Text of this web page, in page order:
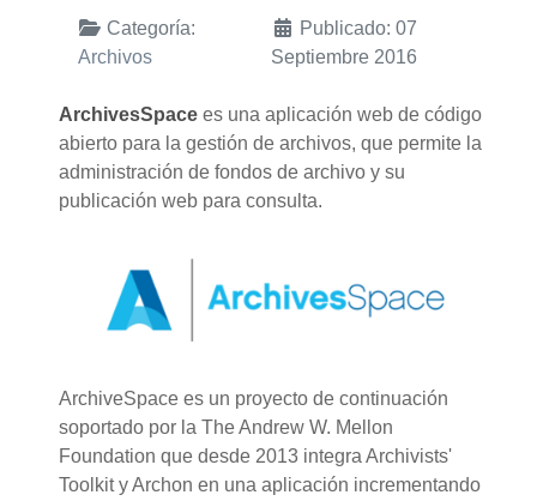
Categoría:
Archivos
Publicado: 07
Septiembre 2016
ArchivesSpace es una aplicación web de código
abierto para la gestión de archivos, que permite la
administración de fondos de archivo y su
publicación web para consulta.
ArchiveSpace es un proyecto de continuación
soportado por la The Andrew W. Mellon
Foundation que desde 2013 integra Archivists'
Toolkit y Archon en una aplicación incrementando